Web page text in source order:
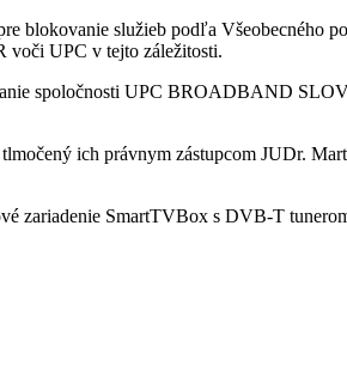
služieb podľa Všeobecného
voči UPC v tejto záležitosti.
spoločnosti UPC BROADBAND
ich právnym zástupcom JUDr.
SmartTVBox s DVB-T